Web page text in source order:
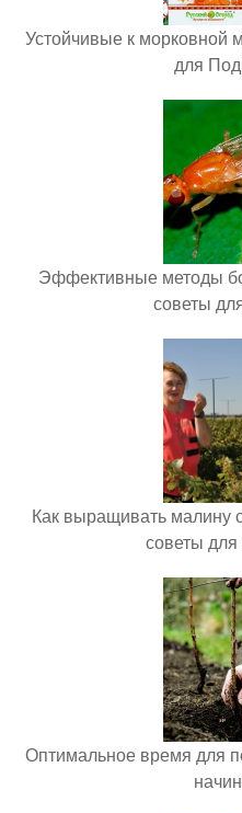
Устойчивые к морковной
для
Эффективные методы
советы
Как выращивать малину
советы
Оптимальное время для